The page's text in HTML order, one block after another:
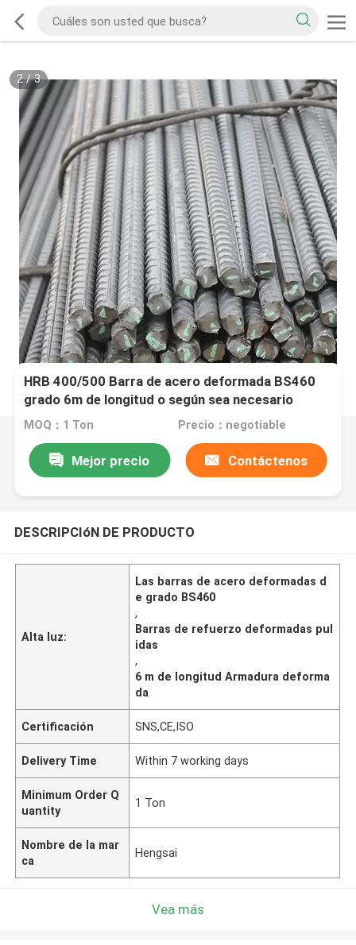
2/3
HRB 400/500 Barra de acero deformada BS460
grado 6m de longitud o según sea necesario
MOQ：1 Ton Precio：negotiable
Mejor precio Contáctenos
DESCRIPCIóN DE PRODUCTO
Alta luz:
Las barras de acero deformadas d
e grado BS460
,
Barras de refuerzo deformadas pul
idas
,
6 m de longitud Armadura deforma
da
Certificación SNS,CE,ISO
Delivery Time Within 7 working days
Minimum Order Q
uantity
1 Ton
Nombre de la mar
ca
Hengsai
Vea más